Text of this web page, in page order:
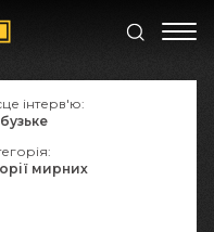
інтерв'ю:
мирних